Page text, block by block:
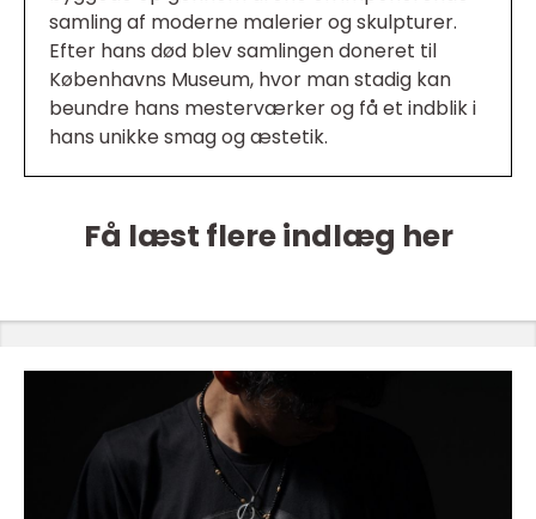
samling af moderne malerier og skulpturer.
Efter hans død blev samlingen doneret til
Københavns Museum, hvor man stadig kan
beundre hans mesterværker og få et indblik i
hans unikke smag og æstetik.
Få læst flere indlæg her